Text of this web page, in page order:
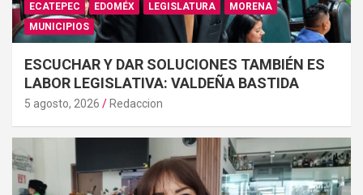
ECATEPEC EDOMÉX LEGISLATURA
MORENA
MUNICIPIOS
ESCUCHAR Y DAR SOLUCIONES TAMBIÉN ES
LABOR LEGISLATIVA: VALDEÑA BASTIDA
5 agosto, 2026 Redaccion